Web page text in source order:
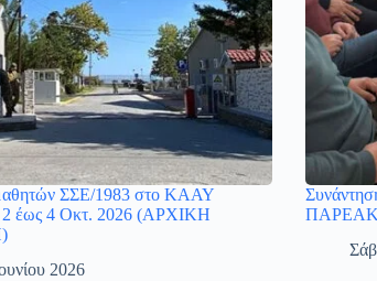
ΣΣΕ/1983 στο ΚΑΑΥ
έως 4 Οκτ. 2026 (ΑΡΧΙΚΗ
2026